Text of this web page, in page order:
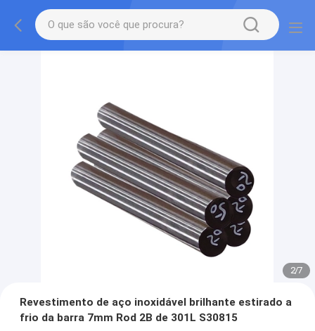
2/7
Revestimento de aço inoxidável brilhante estirado a
frio da barra 7mm Rod 2B de 301L S30815